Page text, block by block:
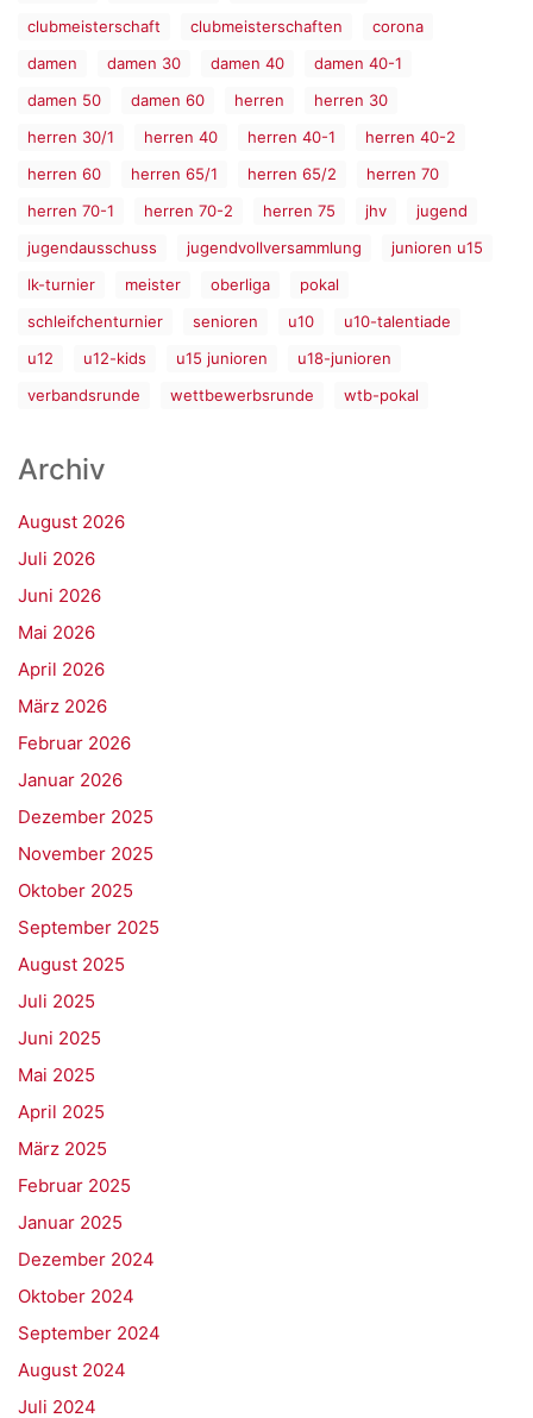
clubmeisterschaft
clubmeisterschaften
corona
damen
damen 30 damen 40
damen 40-1
damen 50
damen 60 herren
herren 30
herren 30/1
herren 40 herren 40-1
herren 40-2
herren 60
herren 65/1 herren 65/2
herren 70
herren 70-1
herren 70-2 herren 75 jhv
jugend
jugendausschuss
jugendvollversammlung
junioren u15
lk-turnier
meister oberliga
pokal
schleifchenturnier
senioren u10
u10-talentiade
u12
u12-kids u15 junioren
u18-junioren
verbandsrunde
wettbewerbsrunde wtb-pokal
Archiv
August 2026
Juli 2026
Juni 2026
Mai 2026
April 2026
März 2026
Februar 2026
Januar 2026
Dezember 2025
November 2025
Oktober 2025
September 2025
August 2025
Juli 2025
Juni 2025
Mai 2025
April 2025
März 2025
Februar 2025
Januar 2025
Dezember 2024
Oktober 2024
September 2024
August 2024
Juli 2024